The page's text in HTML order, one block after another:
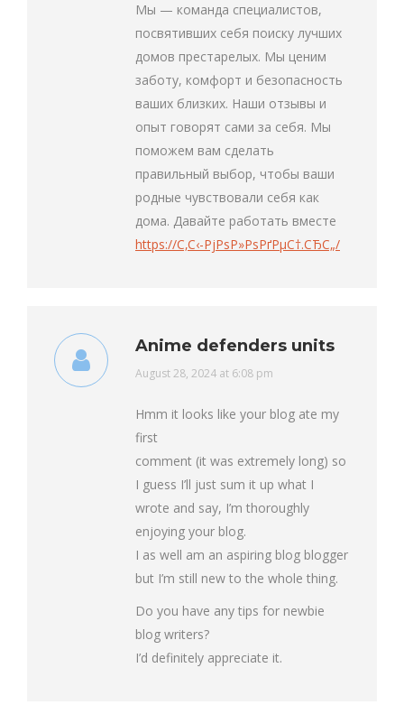
Мы — команда специалистов,
посвятивших себя поиску лучших
домов престарелых. Мы ценим
заботу, комфорт и безопасность
ваших близких. Наши отзывы и
опыт говорят сами за себя. Мы
поможем вам сделать
правильный выбор, чтобы ваши
родные чувствовали себя как
дома. Давайте работать вместе
https://С‚С‹-РјРѕР»РѕРґРµС†.СЂС„/
Anime defenders units
says:
August 28, 2024 at 6:08 pm
Hmm it looks like your blog ate my
first
comment (it was extremely long) so
I guess I’ll just sum it up what I
wrote and say, I’m thoroughly
enjoying your blog.
I as well am an aspiring blog blogger
but I’m still new to the whole thing.
Do you have any tips for newbie
blog writers?
I’d definitely appreciate it.